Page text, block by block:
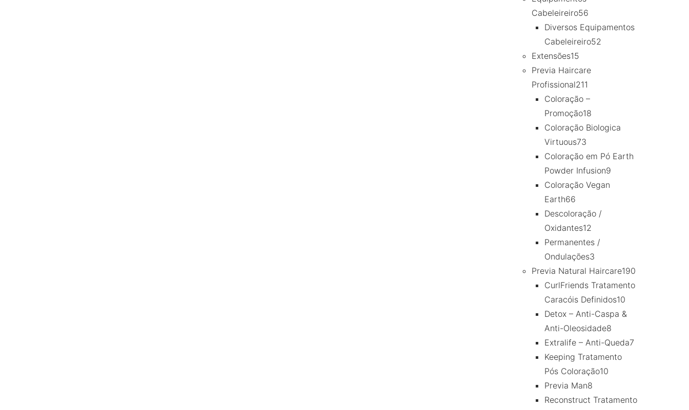
Cabeleireiro56
Diversos Equipamentos
Cabeleireiro52
Extensões15
Previa Haircare
Profissional211
Coloração –
Promoção18
Coloração Biologica
Virtuous73
Coloração em Pó Earth
Powder Infusion9
Coloração Vegan
Earth66
Descoloração /
Oxidantes12
Permanentes /
Ondulações3
Previa Natural Haircare190
CurlFriends Tratamento
Caracóis Definidos10
Detox – Anti-Caspa &
Anti-Oleosidade8
Extralife – Anti-Queda7
Keeping Tratamento
Pós Coloração10
Previa Man8
Reconstruct Tratamento